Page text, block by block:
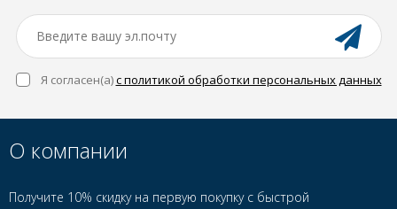
Я согласен(a)с политикой обработки персональных данных
О компании
Получите 10% скидку на первую покупку с быстрой